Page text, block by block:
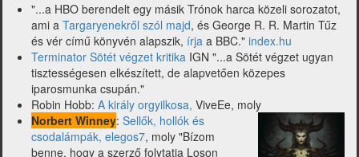
"...a HBO berendelt egy másik Trónok harca közeli sorozatot,
ami a Targaryenekről szól majd, és George R. R. Martin Tűz
és vér című könyvén alapszik, írja a BBC." index.hu
Terminator Sötét végzet kritika IGN "...a Sötét végzet ugyan
tisztességesen elkészített, de alapvetően közepes
iparosmunka csupán."
Robin Hobb: A király orgyilkosa, ViveEe, moly
Norbert Winney: Sellők, hollók és
csodalámpák, elegos7, moly "Bízom
benne, hogy a szerző folytatja Loson